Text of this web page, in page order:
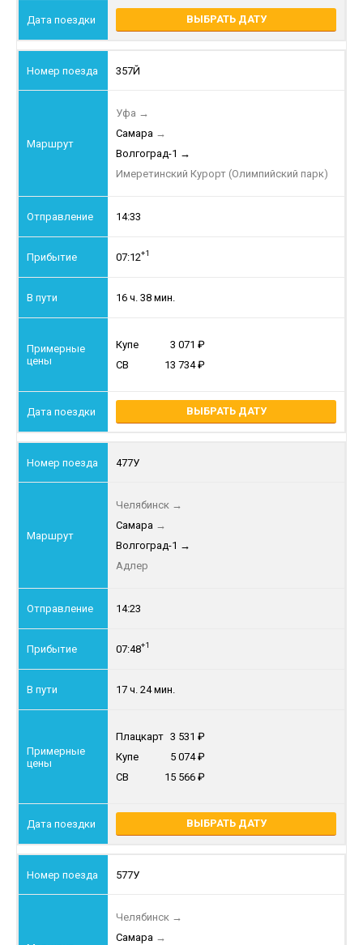
ВЫБРАТЬ ДАТУ
357Й
Уфа →
Самара →
Волгоград-1 →
Имеретинский Курорт (Олимпийский парк)
14:33
07:12+1
16 ч. 38 мин.
Купе
3 071
СВ
13 734
ВЫБРАТЬ ДАТУ
477У
Челябинск →
Самара →
Волгоград-1 →
Адлер
14:23
07:48+1
17 ч. 24 мин.
Плацкарт 3 531
Купе
5 074
СВ
15 566
ВЫБРАТЬ ДАТУ
577У
Челябинск →
Самара →